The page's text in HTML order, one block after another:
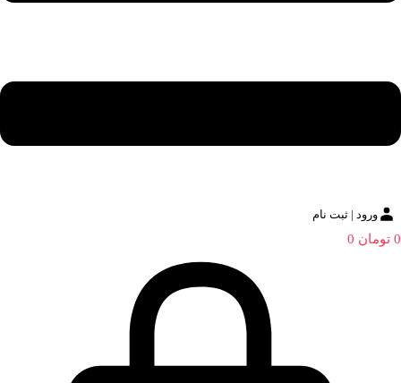
ورود | ثبت نام
0 تومان 0